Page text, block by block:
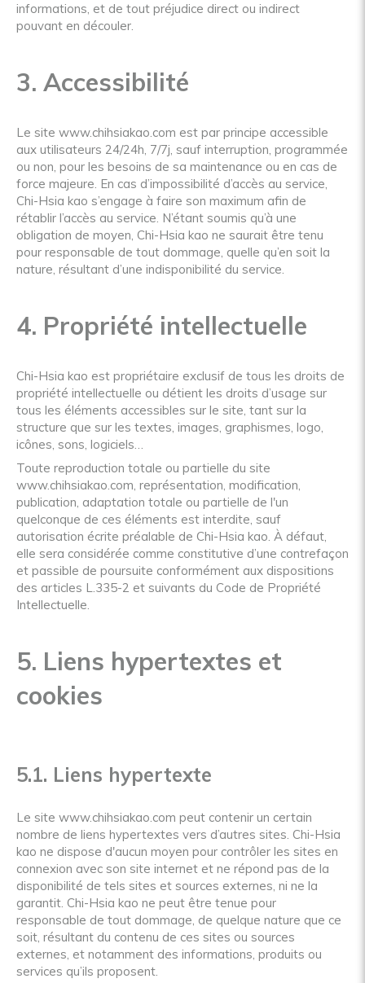
informations, et de tout préjudice direct ou indirect
pouvant en découler.
3. Accessibilité
Le site www.chihsiakao.com est par principe accessible
aux utilisateurs 24/24h, 7/7j, sauf interruption, programmée
ou non, pour les besoins de sa maintenance ou en cas de
force majeure. En cas d’impossibilité d’accès au service,
Chi-Hsia kao s’engage à faire son maximum afin de
rétablir l’accès au service. N’étant soumis qu’à une
obligation de moyen, Chi-Hsia kao ne saurait être tenu
pour responsable de tout dommage, quelle qu’en soit la
nature, résultant d’une indisponibilité du service.
4. Propriété intellectuelle
Chi-Hsia kao est propriétaire exclusif de tous les droits de
propriété intellectuelle ou détient les droits d’usage sur
tous les éléments accessibles sur le site, tant sur la
structure que sur les textes, images, graphismes, logo,
icônes, sons, logiciels…
Toute reproduction totale ou partielle du site
www.chihsiakao.com, représentation, modification,
publication, adaptation totale ou partielle de l'un
quelconque de ces éléments est interdite, sauf
autorisation écrite préalable de Chi-Hsia kao. À défaut,
elle sera considérée comme constitutive d’une contrefaçon
et passible de poursuite conformément aux dispositions
des articles L.335-2 et suivants du Code de Propriété
Intellectuelle.
5. Liens hypertextes et
cookies
5.1. Liens hypertexte
Le site www.chihsiakao.com peut contenir un certain
nombre de liens hypertextes vers d’autres sites. Chi-Hsia
kao ne dispose d'aucun moyen pour contrôler les sites en
connexion avec son site internet et ne répond pas de la
disponibilité de tels sites et sources externes, ni ne la
garantit. Chi-Hsia kao ne peut être tenue pour
responsable de tout dommage, de quelque nature que ce
soit, résultant du contenu de ces sites ou sources
externes, et notamment des informations, produits ou
services qu’ils proposent.